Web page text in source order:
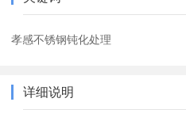
孝感不锈钢钝化处理
详细说明